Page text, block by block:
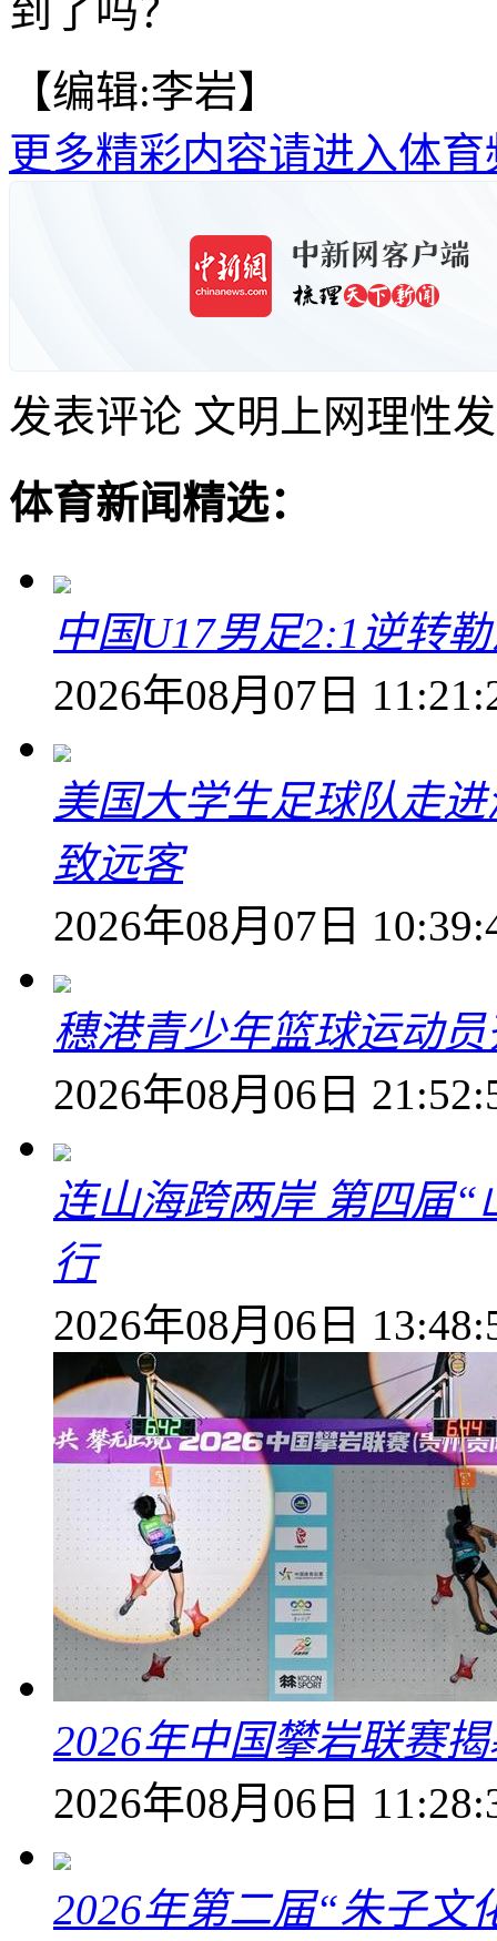
到了吗？
【编辑:李岩】
更多精彩内容请进入体育
发表评论 文明上网理性
体育新闻精选：
中国U17男足2:1逆转
2026年08月07日
美国大学生足球队走
致远客
2026年08月07日
穗港青少年篮球运动
2026年08月06日
连山海跨两岸 第四届
行
2026年08月06日
2026年中国攀岩联赛
2026年08月06日
2026年第二届“朱子文